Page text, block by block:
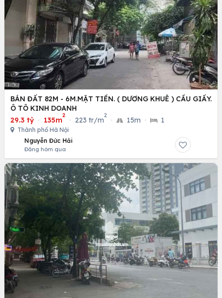
BÁN ĐẤT 82M - 6M.MẶT TIỀN. ( DƯƠNG KHUÊ ) CẦU GIẤY.
Ô TÔ KINH DOANH
29.3 tỷ · 135m
2
· 223 tr/m
2
· 15m · 1
Thành phố Hà Nội
Nguyễn Đức Hải
Đăng hôm qua